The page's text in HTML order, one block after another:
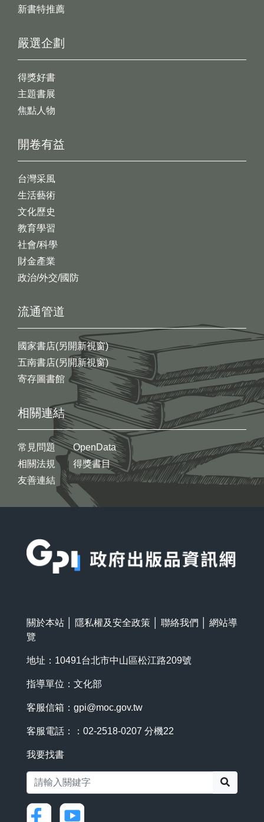
新書特推薦
開卷有益
台灣采風
生活藝術
文化歷史
教育學習
社會/科學
財金產業
政治/外交/國防
嚴選企劃
得獎好書
主題書展
焦點人物
流通管道
國家書店(另開新視窗)
五南書店(另開新視窗)
寄存圖書館
相關連結
常見問題
相關法規
友善連結
OpenData
得獎書目
關於本站 隱私權及安全政策 聯絡我們
網站導
覽
地址：10491台北市中山區松江路209號
指導單位：文化部
客服信箱： gpi@moc.gov.tw
客服電話：：02-2518-0207 分機22
我要找書